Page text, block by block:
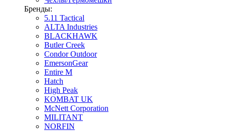
Бренды:
5.11 Tactical
ALTA Industries
BLACKHAWK
Butler Creek
Condor Outdoor
EmersonGear
Entire M
Hatch
High Peak
KOMBAT UK
McNett Corporation
MILITANT
NORFIN